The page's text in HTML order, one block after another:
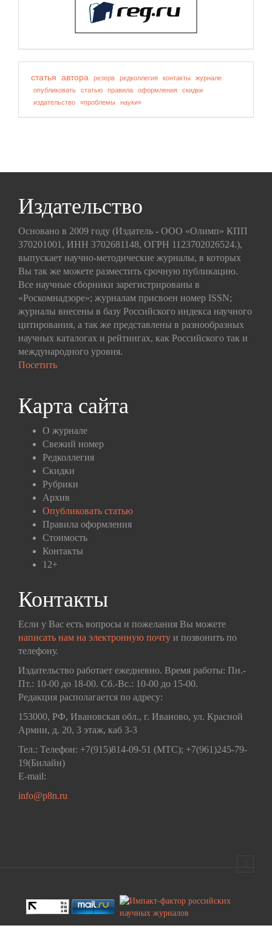
статья автора резерв редколлегия контакты
журнале
опубликовать
статью правила оформления
скидки
издательство
«проблемы науки»
Издательство
Основано в 2009 году (Издатель - ООО «Олимп» КПП
370201001, ИНН 3702681148, ОГРН 1123702026524.),
выпускает научно-методические журналы, в которых
Вы так же можете разместить срочную публикацию.
Все научные сборники зарегистрированы в
«Роскомнадзоре»; журналам присвоен номер ISSN;
журналы внесены в базу Российского индекса научного
цитирования, а так же представлены в разнообразных
научных каталогах и рейтингах, как Российского так и
международного уровня.
Посетить
Карта сайта
О журнале
Свежий номер
Редколлегия
Скидки
Рубрики
Архив
Опубликовать статью
Правила оформления
Стоимость
Контакты
12+
Контакты
Если у Вас есть вопросы и пожелания Вы можете
написать нам на электронную почту и позвонить по
телефону.
Издательство работает ежедневно. Время работы: Пн.-
Пт.: 10-00 до 18-00. Сб.-Вс.: 10-00 до 15-00.
Редакция располагается по адресу:
153000, РФ, Ивановская обл., г. Иваново, ул. Красной
Армии, д. 20, 3 этаж, каб 3-3
Тел.: Телефон: +7(915)814-09-51 (МТС); +7(961)245-79-
19(Билайн)
E-mail:
info@p8n.ru